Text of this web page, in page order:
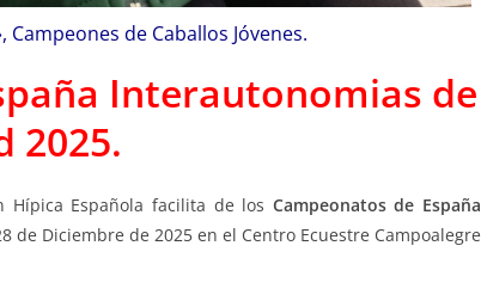
Campeones de Caballos Jóvenes.
Interautonomias de
2025.
Hípica Española facilita de los Campeonatos de España
de Diciembre de 2025 en el Centro Ecuestre Campoalegre